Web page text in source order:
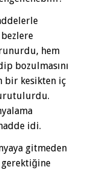
hem
bozulmasını
bir kesikten iç
idi.
gitmeden
gerektiğine